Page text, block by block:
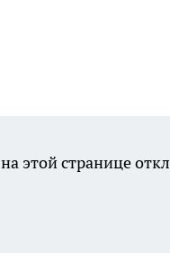
этой странице